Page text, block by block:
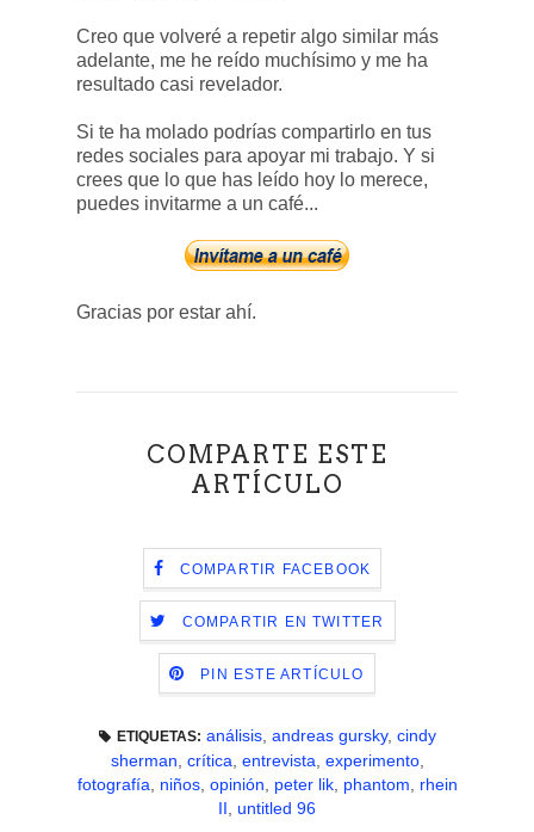
Creo que volveré a repetir algo similar más
adelante, me he reído muchísimo y me ha
resultado casi revelador.
Si te ha molado podrías compartirlo en tus
redes sociales para apoyar mi trabajo. Y si
crees que lo que has leído hoy lo merece,
puedes invitarme a un café...
Gracias por estar ahí.
COMPARTE ESTE
ARTÍCULO
COMPARTIR FACEBOOK
COMPARTIR EN TWITTER
PIN ESTE ARTÍCULO
ETIQUETAS: análisis, andreas gursky, cindy
sherman crítica entrevista experimento,
fotografía
niños, opinión peter lik, phantom
rhein
II
untitled 96